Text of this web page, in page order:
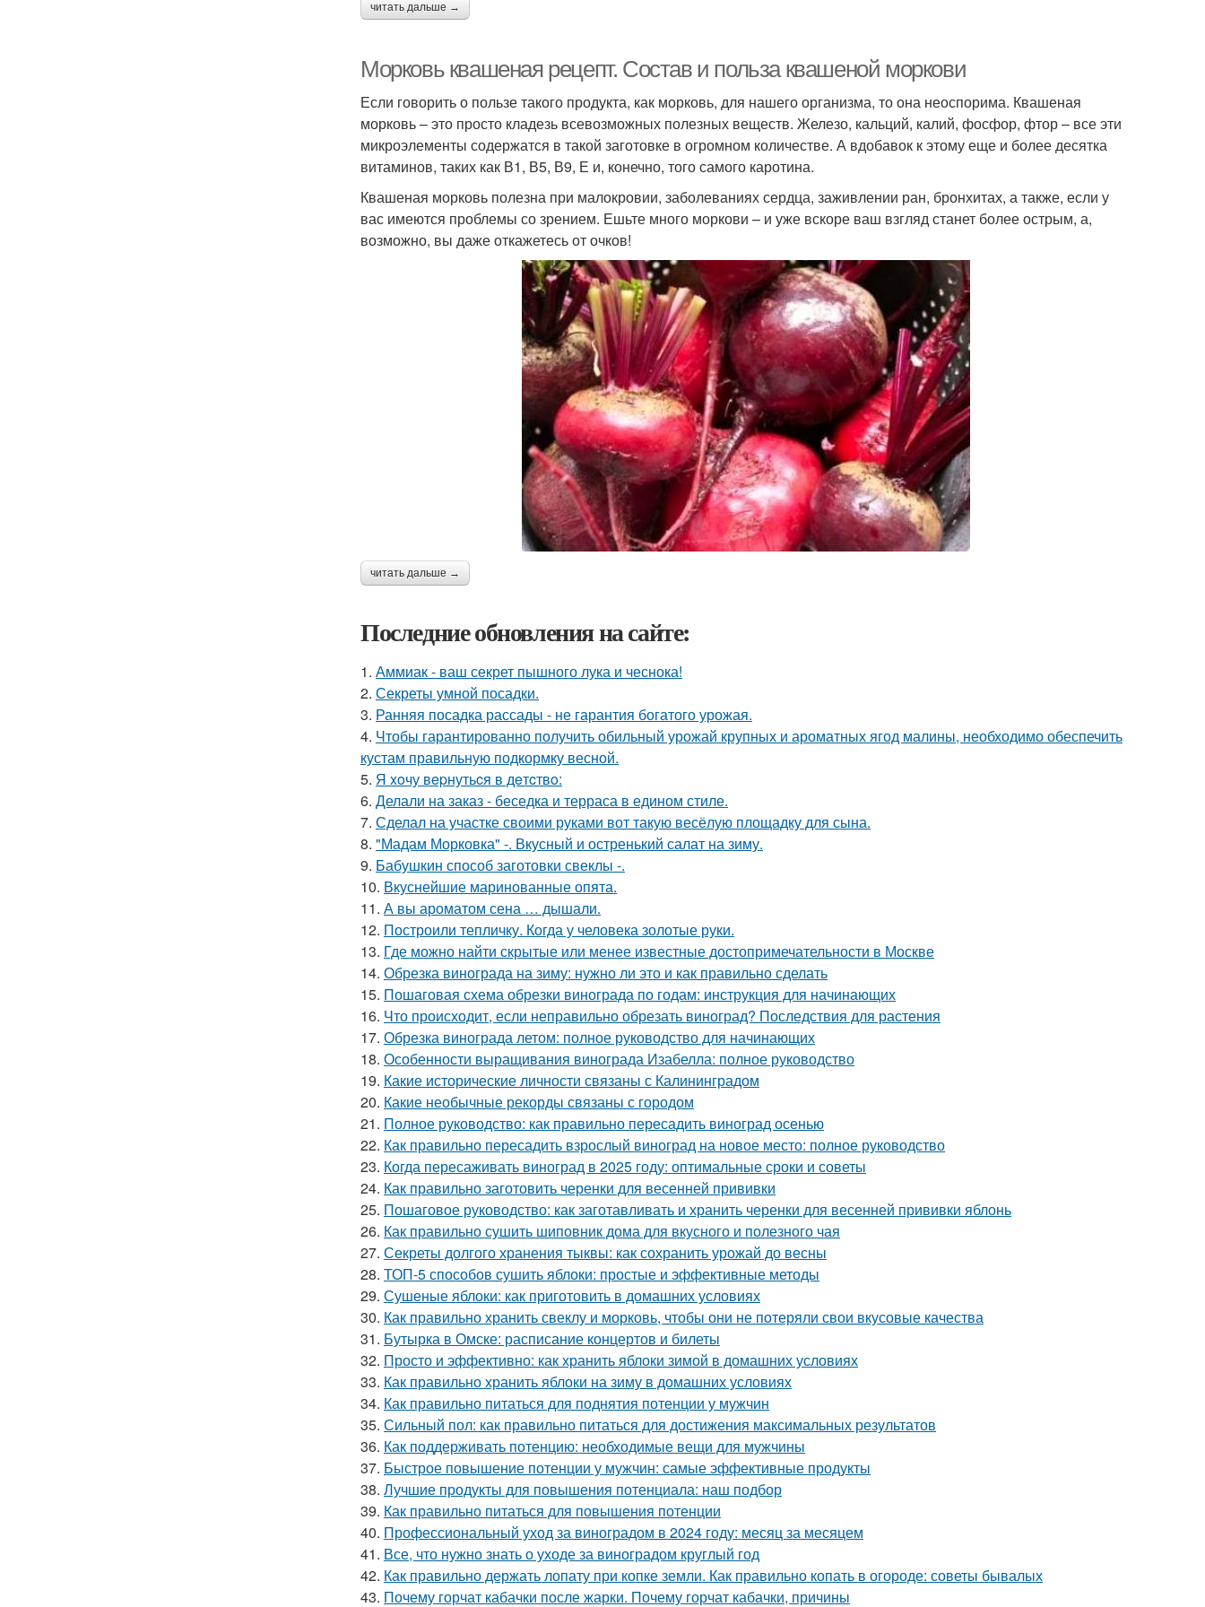
читать дальше →
Морковь квашеная рецепт. Состав и польза квашеной моркови
Если говорить о пользе такого продукта, как морковь, для нашего организма, то она неоспорима. Квашеная
морковь – это просто кладезь всевозможных полезных веществ. Железо, кальций, калий, фосфор, фтор – все эти
микроэлементы содержатся в такой заготовке в огромном количестве. А вдобавок к этому еще и более десятка
витаминов, таких как В1, В5, В9, Е и, конечно, того самого каротина.
Квашеная морковь полезна при малокровии, заболеваниях сердца, заживлении ран, бронхитах, а также, если у
вас имеются проблемы со зрением. Ешьте много моркови – и уже вскоре ваш взгляд станет более острым, а,
возможно, вы даже откажетесь от очков!
читать дальше →
Последние обновления на сайте:
1. Аммиак - ваш секрет пышного лука и чеснока!
2. Секреты умной посадки.
3. Ранняя посадка рассады - не гарантия богатого урожая.
4. Чтобы гарантированно получить обильный урожай крупных и ароматных ягод малины, необходимо обеспечить
кустам правильную подкормку весной.
5. Я xoчу вepнутьcя в дeтcтвo:
6. Делали на заказ - беседка и терраса в едином стиле.
7. Сделал на участке своими руками вот такую весёлую площадку для сына.
8. "Мадам Морковка" -. Вкусный и остренький салат на зиму.
9. Бабушкин способ заготовки свеклы -.
10. Вкуснейшие маринованные опята.
11. А вы ароматом сена … дышали.
12. Построили тепличку. Когда у человека золотые руки.
13. Где можно найти скрытые или менее известные достопримечательности в Москве
14. Обрезка винограда на зиму: нужно ли это и как правильно сделать
15. Пошаговая схема обрезки винограда по годам: инструкция для начинающих
16. Что происходит, если неправильно обрезать виноград? Последствия для растения
17. Обрезка винограда летом: полное руководство для начинающих
18. Особенности выращивания винограда Изабелла: полное руководство
19. Какие исторические личности связаны с Калининградом
20. Какие необычные рекорды связаны с городом
21. Полное руководство: как правильно пересадить виноград осенью
22. Как правильно пересадить взрослый виноград на новое место: полное руководство
23. Когда пересаживать виноград в 2025 году: оптимальные сроки и советы
24. Как правильно заготовить черенки для весенней прививки
25. Пошаговое руководство: как заготавливать и хранить черенки для весенней прививки яблонь
26. Как правильно сушить шиповник дома для вкусного и полезного чая
27. Секреты долгого хранения тыквы: как сохранить урожай до весны
28. ТОП-5 способов сушить яблоки: простые и эффективные методы
29. Сушеные яблоки: как приготовить в домашних условиях
30. Как правильно хранить свеклу и морковь, чтобы они не потеряли свои вкусовые качества
31. Бутырка в Омске: расписание концертов и билеты
32. Просто и эффективно: как хранить яблоки зимой в домашних условиях
33. Как правильно хранить яблоки на зиму в домашних условиях
34. Как правильно питаться для поднятия потенции у мужчин
35. Сильный пол: как правильно питаться для достижения максимальных результатов
36. Как поддерживать потенцию: необходимые вещи для мужчины
37. Быстрое повышение потенции у мужчин: самые эффективные продукты
38. Лучшие продукты для повышения потенциала: наш подбор
39. Как правильно питаться для повышения потенции
40. Профессиональный уход за виноградом в 2024 году: месяц за месяцем
41. Все, что нужно знать о уходе за виноградом круглый год
42. Как правильно держать лопату при копке земли. Как правильно копать в огороде: советы бывалых
43. Почему горчат кабачки после жарки. Почему горчат кабачки, причины